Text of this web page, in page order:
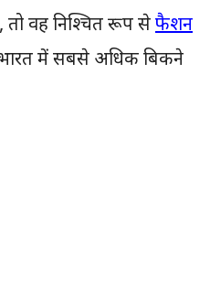
तो वह निश्चित रूप सेफैशन
में सबसे अधिक बिकने